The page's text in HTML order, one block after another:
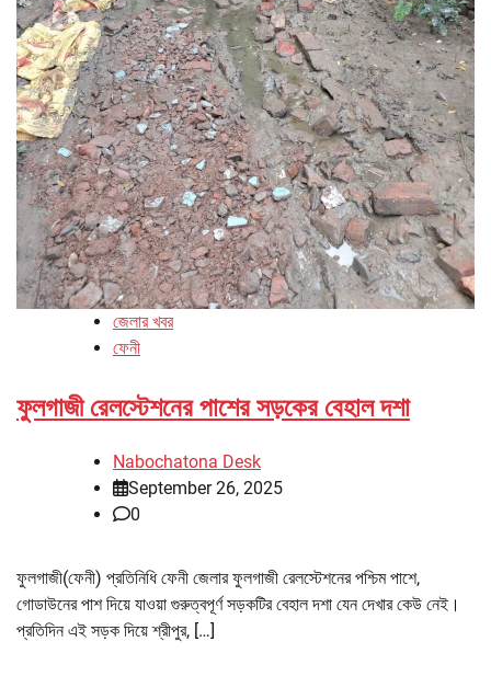
জেলার খবর
ফেনী
ফুলগাজী রেলস্টেশনের পাশের সড়কের বেহাল দশা
Nabochatona Desk
September 26, 2025
0
ফুলগাজী(ফেনী) প্রতিনিধি ফেনী জেলার ফুলগাজী রেলস্টেশনের পশ্চিম পাশে,
গোডাউনের পাশ দিয়ে যাওয়া গুরুত্বপূর্ণ সড়কটির বেহাল দশা যেন দেখার কেউ নেই।
প্রতিদিন এই সড়ক দিয়ে শ্রীপুর, […]